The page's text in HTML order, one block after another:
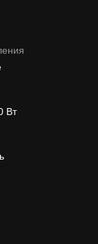
Вт